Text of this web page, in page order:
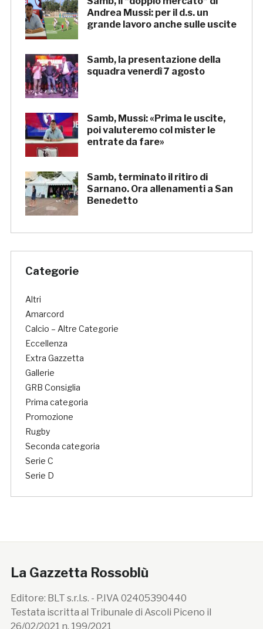
Andrea Mussi: per il d.s. un
grande lavoro anche sulle uscite
Samb, la presentazione della
squadra venerdì 7 agosto
Samb, Mussi: «Prima le uscite,
poi valuteremo col mister le
entrate da fare»
Samb, terminato il ritiro di
Sarnano. Ora allenamenti a San
Benedetto
Categorie
Altri
Amarcord
Calcio – Altre Categorie
Eccellenza
Extra Gazzetta
Gallerie
GRB Consiglia
Prima categoria
Promozione
Rugby
Seconda categoria
Serie C
Serie D
La Gazzetta Rossoblù
Editore: BLT s.r.l.s. - P.IVA 02405390440
Testata iscritta al Tribunale di Ascoli Piceno il
26/02/2021 n. 199/2021